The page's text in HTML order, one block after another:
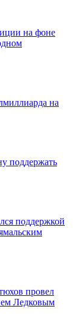
на фоне
на
поддержать
поддержкой
провел
Ледковым